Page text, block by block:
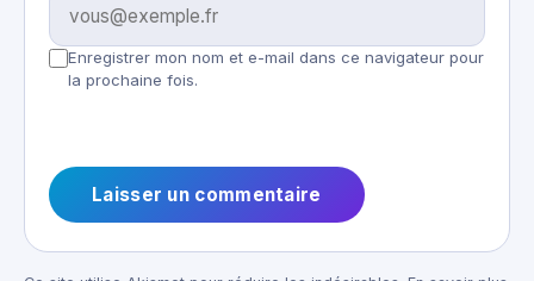
Enregistrer mon nom et e-mail dans ce navigateur pour
la prochaine fois.